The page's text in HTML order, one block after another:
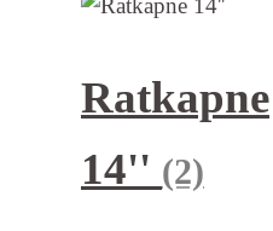
Ratkapne
14'' (2)